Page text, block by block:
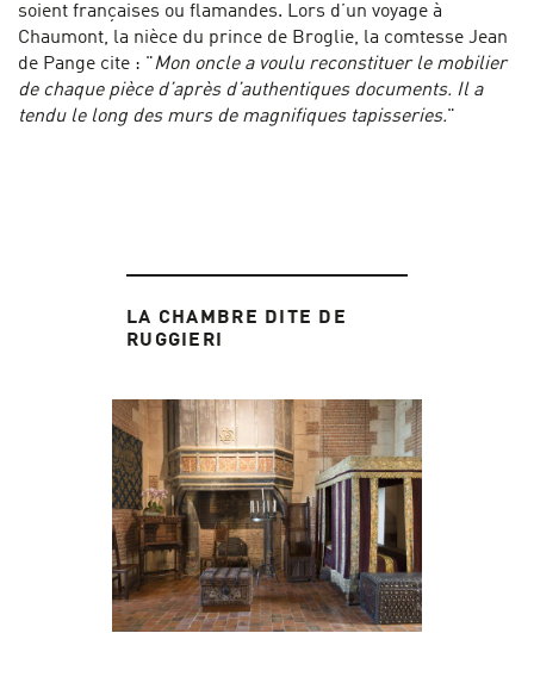
soient françaises ou flamandes. Lors d’un voyage à
Chaumont, la nièce du prince de Broglie, la comtesse Jean
de Pange cite : "Mon oncle a voulu reconstituer le mobilier
de chaque pièce d’après d’authentiques documents. Il a
tendu le long des murs de magnifiques tapisseries."
LA CHAMBRE DITE DE
RUGGIERI